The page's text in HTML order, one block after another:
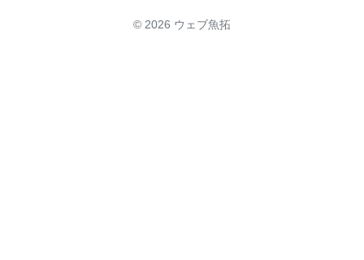
© 2026 ウェブ魚拓